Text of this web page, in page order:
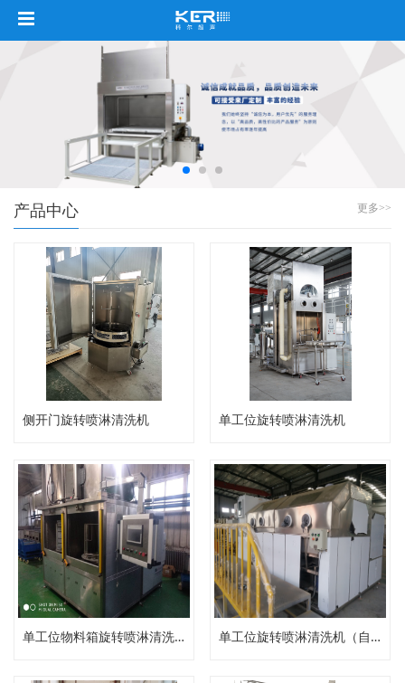
更多>>
产品中心
侧开门旋转喷淋清洗机 单工位旋转喷淋清洗机
单工位物料箱旋转喷淋清洗机 单工位旋转喷淋清洗机（自动压力清洗机）